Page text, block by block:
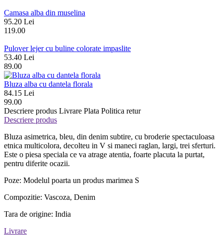
Camasa alba din muselina
95.20 Lei
119.00
Pulover lejer cu buline colorate impaslite
53.40 Lei
89.00
Bluza alba cu dantela florala
84.15 Lei
99.00
Descriere produs Livrare Plata Politica retur
Descriere produs
Bluza asimetrica, bleu, din denim subtire, cu broderie spectaculoasa
etnica multicolora, decolteu in V si maneci raglan, largi, trei sferturi.
Este o piesa speciala ce va atrage atentia, foarte placuta la purtat,
pentru diferite ocazii.
Poze: Modelul poarta un produs marimea S
Compozitie: Vascoza, Denim
Tara de origine: India
Livrare